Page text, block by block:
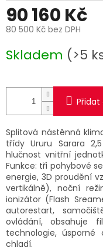
90 160 Kč
80 500 Kč bez DPH
cena:
Skladem (>5
Přidat
Splitová nástěnná
třídy Ururu Sarara
hlučnost vnitřní
Funkce: tři pohybové
energie, 3D proudění
vertikálně), noční
ionizátor (Flash
autorestart,
ovládání, obsahuje
technologie,
chladí.